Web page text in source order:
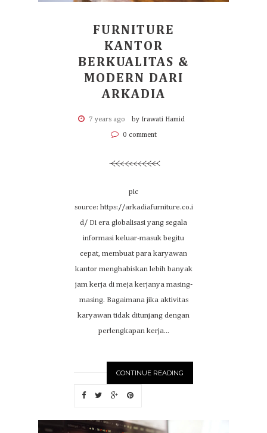
FURNITURE
KANTOR
BERKUALITAS &
MODERN DARI
ARKADIA
7 years ago by Irawati Hamid
0 comment
pic
source: https://arkadiafurniture.co.i
d/ Di era globalisasi yang segala
informasi keluar-masuk begitu
cepat, membuat para karyawan
kantor menghabiskan lebih banyak
jam kerja di meja kerjanya masing-
masing. Bagaimana jika aktivitas
karyawan tidak ditunjang dengan
perlengkapan kerja...
CONTINUE READING